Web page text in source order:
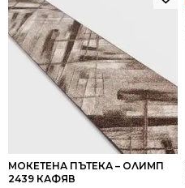
МОКЕТЕНА ПЪТЕКА – ОЛИМП
2439 КАФЯВ